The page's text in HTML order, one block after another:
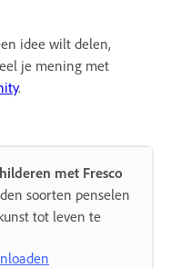
idee wilt delen,
je mening met
.
met Fresco
soorten penselen
tot leven te